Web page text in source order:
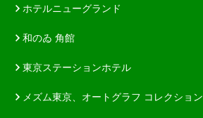
ホテルニューグランド
和のゐ 角館
東京ステーションホテル
メズム東京、オートグラフ コレクション